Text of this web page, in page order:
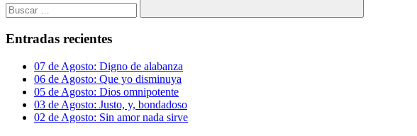
Buscar
Entradas recientes
07 de Agosto: Digno de alabanza
06 de Agosto: Que yo disminuya
05 de Agosto: Dios omnipotente
03 de Agosto: Justo, y, bondadoso
02 de Agosto: Sin amor nada sirve